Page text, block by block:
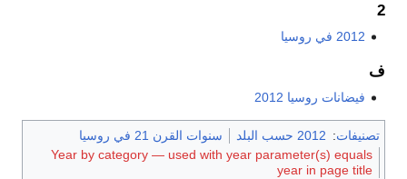
2
2012 في روسيا
ف
فيضانات روسيا 2012
تصنيفات: 2012 حسب البلد
سنوات القرن 21 في روسيا
Year by category — used with year parameter(s) equals
year in page title